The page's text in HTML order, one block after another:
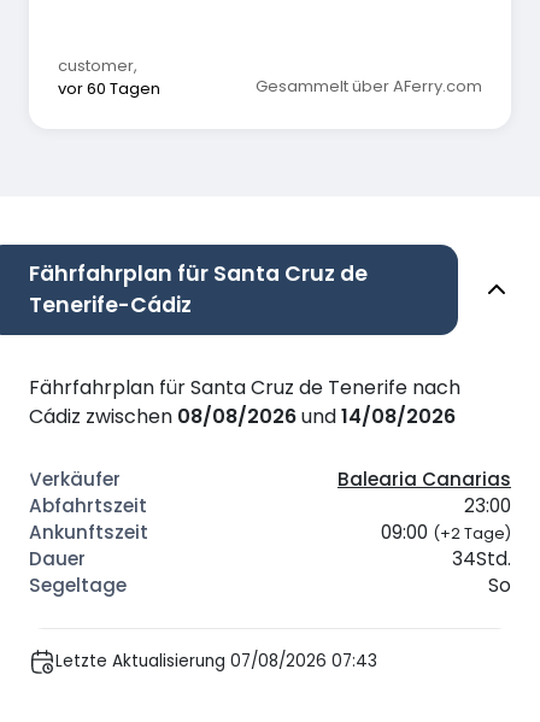
customer,
vor 60 Tagen
Gesammelt über AFerry.com
Fährfahrplan für Santa Cruz de
Tenerife-Cádiz
Fährfahrplan für Santa Cruz de Tenerife nach
Cádiz zwischen 08/08/2026und14/08/2026
Balearia Canarias
23:00
09:00 (+2 Tage)
34Std.
So
Letzte Aktualisierung 07/08/2026 07:43